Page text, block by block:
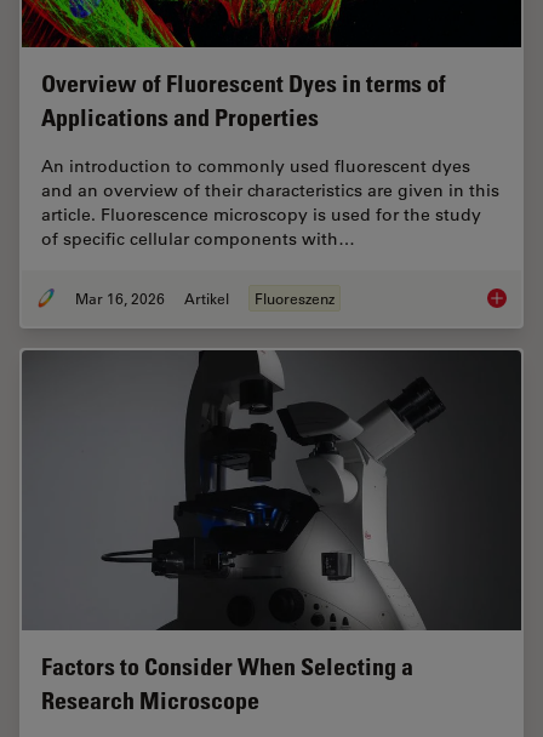
Overview of Fluorescent Dyes in terms of
Applications and Properties
An introduction to commonly used fluorescent dyes
and an overview of their characteristics are given in this
article. Fluorescence microscopy is used for the study
of specific cellular components with…
Mar 16, 2026 Artikel Fluoreszenz
Factors to Consider When Selecting a
Research Microscope